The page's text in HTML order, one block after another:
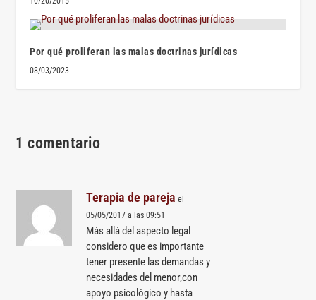
Por qué proliferan las malas doctrinas jurídicas
08/03/2023
1 comentario
Terapia de pareja el
05/05/2017 a las 09:51
Más allá del aspecto legal
considero que es importante
tener presente las demandas y
necesidades del menor,con
apoyo psicológico y hasta